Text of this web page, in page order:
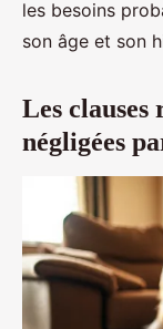
les besoins
son âge et son
Les clauses
négligées